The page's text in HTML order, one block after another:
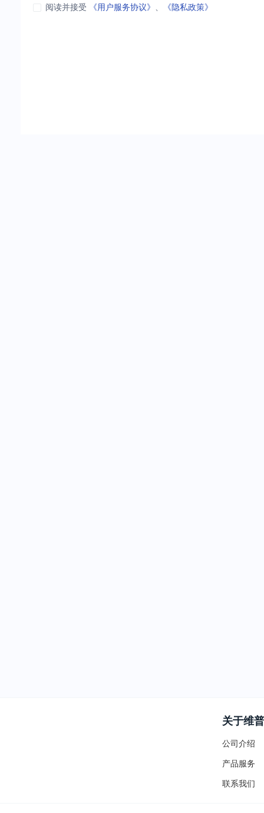
阅读并接受 《用户服务协议》 、 《隐私政策》
关于维普
公司介绍
产品服务
联系我们